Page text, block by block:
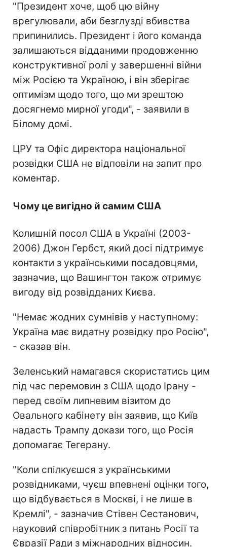
"Президент хоче, щоб цю війну
врегулювали, аби безглузді вбивства
припинились. Президент і його команда
залишаються відданими продовженню
конструктивної ролі у завершенні війни
між Росією та Україною, і він зберігає
оптимізм щодо того, що ми зрештою
досягнемо мирної угоди", - заявили в
Білому домі.
ЦРУ та Офіс директора національної
розвідки США не відповіли на запит про
коментар.
Чому це вигідно й самим США
Колишній посол США в Україні (2003-
2006) Джон Гербст, який досі підтримує
контакти з українськими посадовцями,
зазначив, що Вашингтон також отримує
вигоду від розвідданих Києва.
"Немає жодних сумнівів у наступному:
Україна має видатну розвідку про Росію",
- сказав він.
Зеленський намагався скористатись цим
під час перемовин з США щодо Ірану -
перед своїм липневим візитом до
Овального кабінету він заявив, що Київ
надасть Трампу докази того, що Росія
допомагає Тегерану.
"Коли спілкуєшся з українськими
розвідниками, чуєш впевнені оцінки того,
що відбувається в Москві, і не лише в
Кремлі", - зазначив Стівен Сестанович,
науковий співробітник з питань Росії та
Євразії Ради з міжнародних відносин.